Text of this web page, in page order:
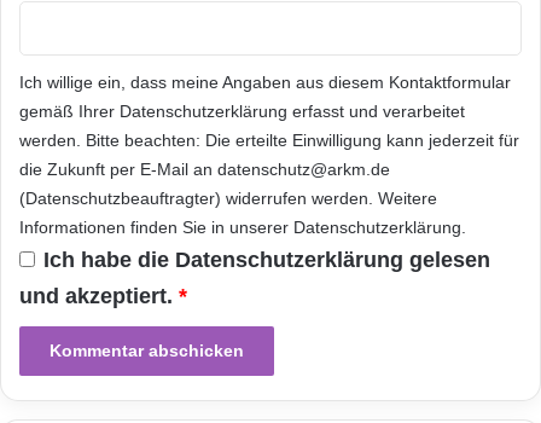
Magische Momente: Die Online-Zauberwelt
fasziniert die ganze Familie.
Foto: djd/DELASOCIAL/thx
Abenteuer im Dschungel
Azteka stellt die bisher anspruchsvollste Welt
von „Wizard101“ dar und bietet besonders
jungen Nachwuchszauberern im Alter
zwischen acht und zwölf Jahren spannende
Ich willige ein, dass meine Angaben aus diesem Kontaktformular
gemäß Ihrer Datenschutzerklärung erfasst und verarbeitet
werden. Bitte beachten: Die erteilte Einwilligung kann jederzeit für
die Zukunft per E-Mail an datenschutz@arkm.de
(Datenschutzbeauftragter) widerrufen werden. Weitere
Informationen finden Sie in unserer Datenschutzerklärung
Ich habe die Datenschutzerklärung gelesen
und akzeptiert. *